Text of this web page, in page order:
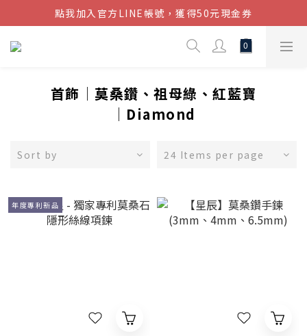
結帳金額滿$1080超取免運
點我加入官方LINE帳號，獲得50元現金券
結帳金額滿$1080超取免運
首飾│莫桑鑽、祖母綠、紅藍寶
│Diamond
Sort by 24 Items per page
年度專利新品